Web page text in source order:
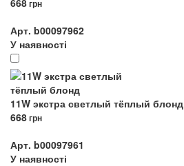
668грн
Арт. b00097962
У наявності
11W экстра светлый тёплый блонд
668грн
Арт. b00097961
У наявності